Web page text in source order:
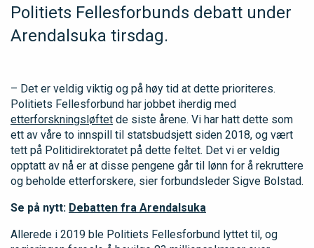
Politiets Fellesforbunds debatt under
Arendalsuka tirsdag.
– Det er veldig viktig og på høy tid at dette prioriteres.
Politiets Fellesforbund har jobbet iherdig med
etterforskningsløftet de siste årene. Vi har hatt dette som
ett av våre to innspill til statsbudsjett siden 2018, og vært
tett på Politidirektoratet på dette feltet. Det vi er veldig
opptatt av nå er at disse pengene går til lønn for å rekruttere
og beholde etterforskere, sier forbundsleder Sigve Bolstad.
Se på nytt: Debatten fra Arendalsuka
Allerede i 2019 ble Politiets Fellesforbund lyttet til, og